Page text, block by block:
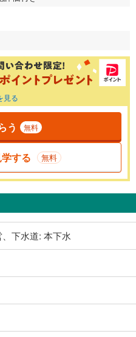
見る
う 無料
する 無料
、下水道: 本下水